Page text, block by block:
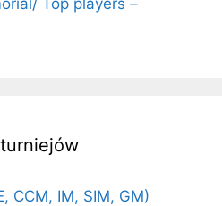
CCM, IM, SIM, GM)